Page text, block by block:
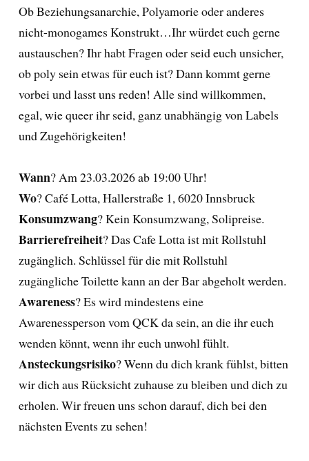
Ob Beziehungsanarchie, Polyamorie oder anderes
nicht-monogames Konstrukt…Ihr würdet euch gerne
austauschen? Ihr habt Fragen oder seid euch unsicher,
ob poly sein etwas für euch ist? Dann kommt gerne
vorbei und lasst uns reden! Alle sind willkommen,
egal, wie queer ihr seid, ganz unabhängig von Labels
und Zugehörigkeiten!
Wann? Am 23.03.2026 ab 19:00 Uhr!
Wo? Café Lotta, Hallerstraße 1, 6020 Innsbruck
Konsumzwang? Kein Konsumzwang, Solipreise.
Barrierefreiheit? Das Cafe Lotta ist mit Rollstuhl
zugänglich. Schlüssel für die mit Rollstuhl
zugängliche Toilette kann an der Bar abgeholt werden.
Awareness? Es wird mindestens eine
Awarenessperson vom QCK da sein, an die ihr euch
wenden könnt, wenn ihr euch unwohl fühlt.
Ansteckungsrisiko? Wenn du dich krank fühlst, bitten
wir dich aus Rücksicht zuhause zu bleiben und dich zu
erholen. Wir freuen uns schon darauf, dich bei den
nächsten Events zu sehen!